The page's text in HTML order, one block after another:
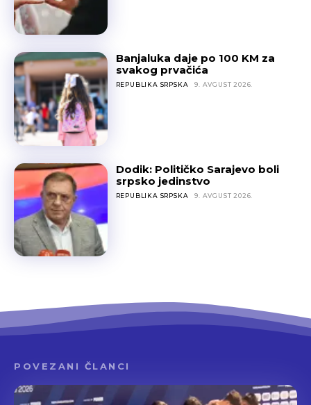
Banjaluka daje po 100 KM za
svakog prvačića
REPUBLIKA SRPSKA 9. AVGUST 2026.
Dodik: Političko Sarajevo boli
srpsko jedinstvo
REPUBLIKA SRPSKA 9. AVGUST 2026.
POVEZANI ČLANCI